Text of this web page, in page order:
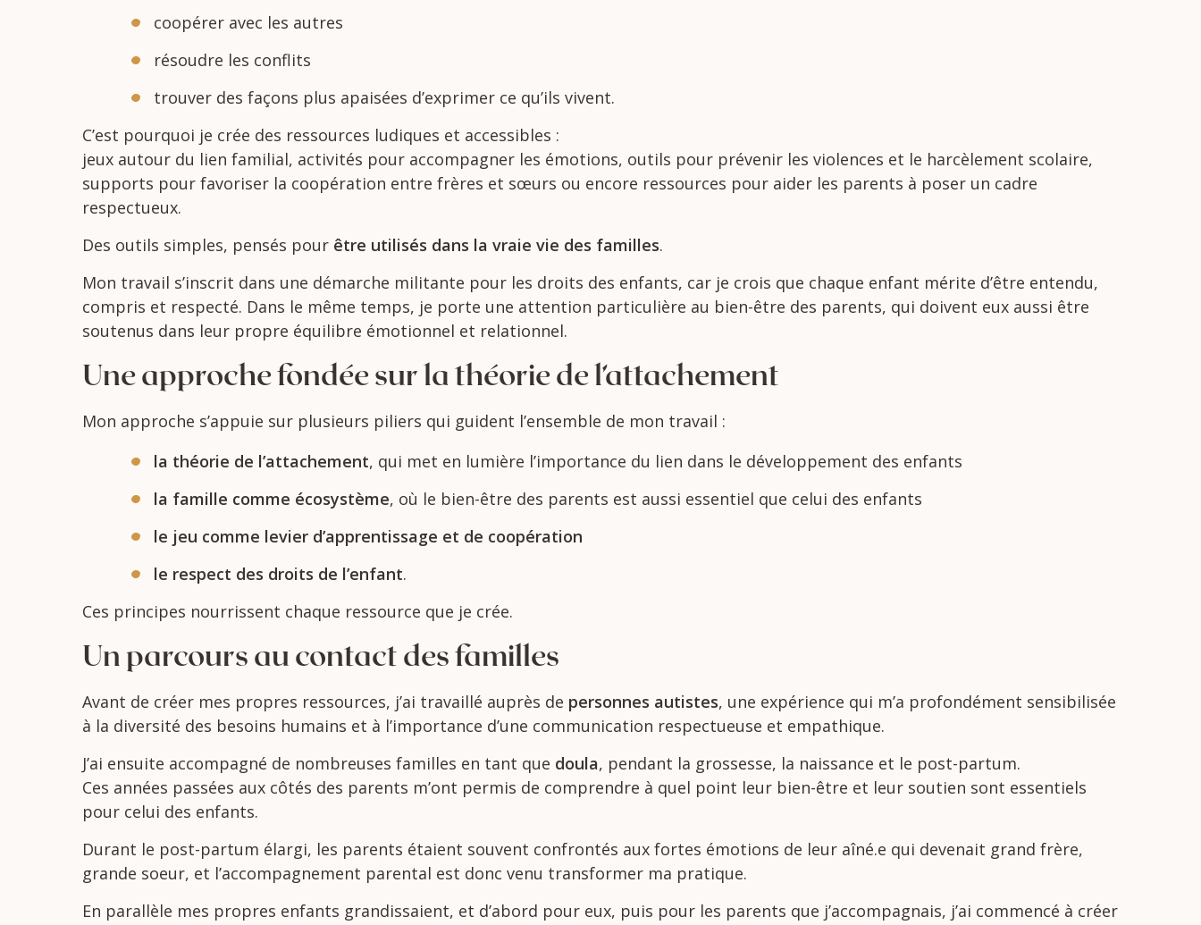
coopérer avec les autres
résoudre les conflits
trouver des façons plus apaisées d’exprimer ce qu’ils vivent.
C’est pourquoi je crée des ressources ludiques et accessibles :
jeux autour du lien familial, activités pour accompagner les émotions, outils pour prévenir les violences et le harcèlement scolaire,
supports pour favoriser la coopération entre frères et sœurs ou encore ressources pour aider les parents à poser un cadre
respectueux.
Des outils simples, pensés pour être utilisés dans la vraie vie des familles.
Mon travail s’inscrit dans une démarche militante pour les droits des enfants, car je crois que chaque enfant mérite d’être entendu,
compris et respecté. Dans le même temps, je porte une attention particulière au bien-être des parents, qui doivent eux aussi être
soutenus dans leur propre équilibre émotionnel et relationnel.
Uneapprochefondéesurla théoriedel’attachement
Mon approche s’appuie sur plusieurs piliers qui guident l’ensemble de mon travail :
la théorie de l’attachement, qui met en lumière l’importance du lien dans le développement des enfants
la famille comme écosystème, où le bien-être des parents est aussi essentiel que celui des enfants
le jeu comme levier d’apprentissage et de coopération
le respect des droits de l’enfant.
Ces principes nourrissent chaque ressource que je crée.
Un parcours au contact desfamilles
Avant de créer mes propres ressources, j’ai travaillé auprès de personnes autistes, une expérience qui m’a profondément sensibilisée
à la diversité des besoins humains et à l’importance d’une communication respectueuse et empathique.
J’ai ensuite accompagné de nombreuses familles en tant que doula, pendant la grossesse, la naissance et le post-partum.
Ces années passées aux côtés des parents m’ont permis de comprendre à quel point leur bien-être et leur soutien sont essentiels
pour celui des enfants.
Durant le post-partum élargi, les parents étaient souvent confrontés aux fortes émotions de leur aîné.e qui devenait grand frère,
grande soeur, et l’accompagnement parental est donc venu transformer ma pratique.
En parallèle mes propres enfants grandissaient, et d’abord pour eux, puis pour les parents que j’accompagnais, j’ai commencé à créer